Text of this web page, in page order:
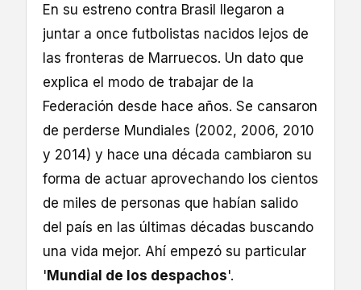
En su estreno contra Brasil llegaron a
juntar a once futbolistas nacidos lejos de
las fronteras de Marruecos. Un dato que
explica el modo de trabajar de la
Federación desde hace años. Se cansaron
de perderse Mundiales (2002, 2006, 2010
y 2014) y hace una década cambiaron su
forma de actuar aprovechando los cientos
de miles de personas que habían salido
del país en las últimas décadas buscando
una vida mejor. Ahí empezó su particular
'Mundial de los despachos'.